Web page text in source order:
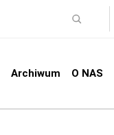
Archiwum O NAS